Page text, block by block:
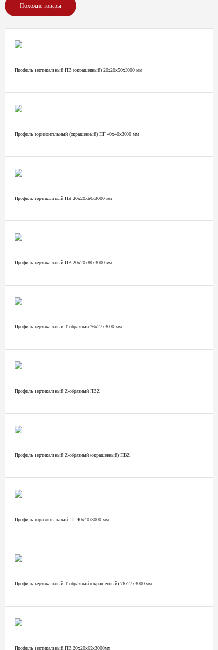
Похожие товары
Профиль вертикальный ПВ (окрашенный) 20х20х50х3000 мм
Профиль горизонтальный (окрашенный) ПГ 40х40х3000 мм
Профиль вертикальный ПВ 20х20х50х3000 мм
Профиль вертикальный ПВ 20х20х80х3000 мм
Профиль вертикальный Т-образный 76х27х3000 мм
Профиль вертикальный Z-образный ПВZ
Профиль вертикальный Z-образный (окрашенный) ПВZ
Профиль горизонтальный ПГ 40х40х3000 мм
Профиль вертикальный Т-образный (окрашенный) 76х27х3000 мм
Профиль вертикальный ПВ 20х20х65х3000мм